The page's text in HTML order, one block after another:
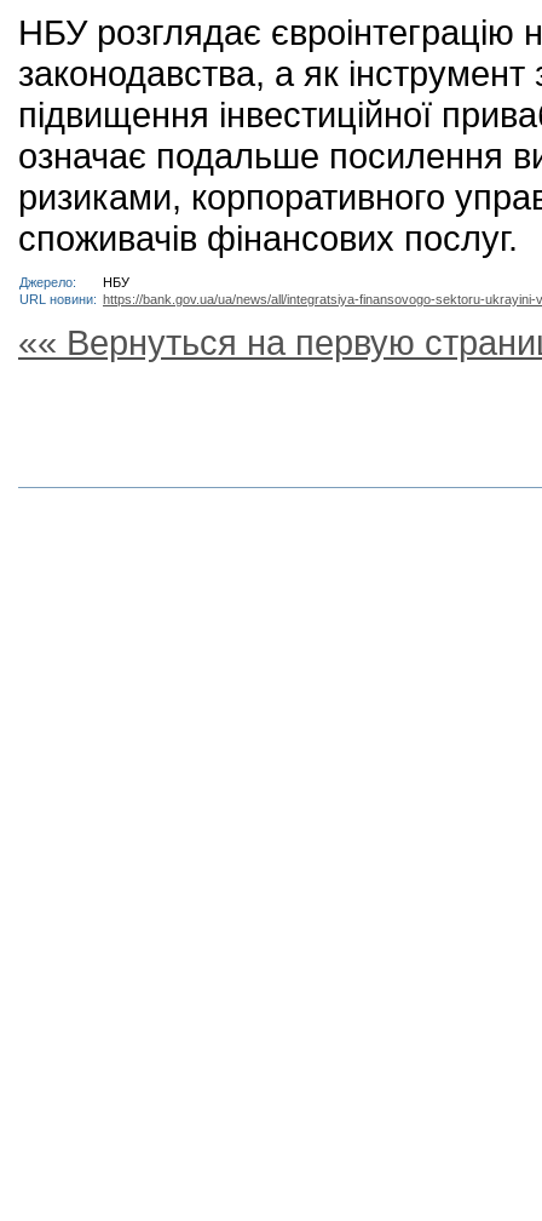
НБУ розглядає
законодавства, а як інструмент
підвищення інвестиційної
означає подальше посилення
ризиками, корпоративного
споживачів фінансових послуг.
Джерело:
НБУ
URL новини: https://bank.gov.ua/ua/news/all/integratsiya-finansovogo-sektoru-
«« Вернуться на первую